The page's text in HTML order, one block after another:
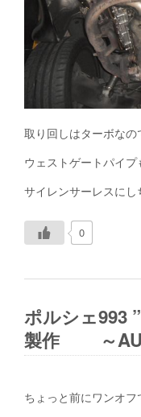
取り回しはターボな
ウェストゲートパイ
サイレンサーレスにし
0
ポルシェ993
製作 ～
ちょっと前にワンオ